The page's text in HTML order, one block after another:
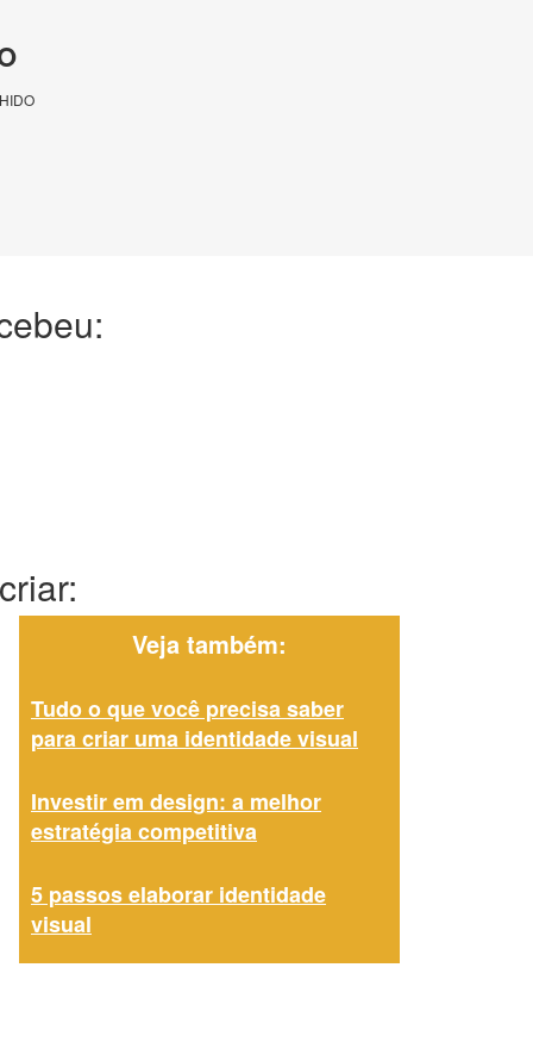
Veja também:
Tudo o que você precisa saber
para criar uma identidade visual
Investir em design: a melhor
estratégia competitiva
5 passos elaborar identidade
visual